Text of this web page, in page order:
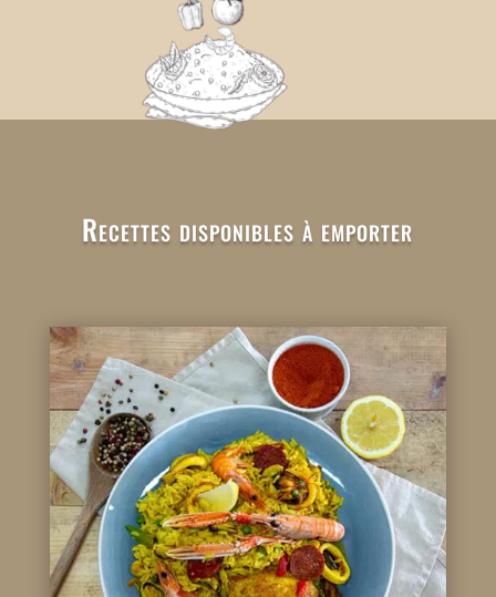
Recettes disponibles à emporter